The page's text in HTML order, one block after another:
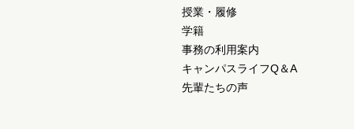
授業・履修
学籍
事務の利用案内
キャンパスライフQ＆A
先輩たちの声